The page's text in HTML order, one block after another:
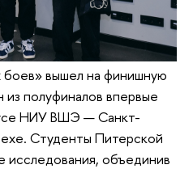
вышел на финишную
полуфиналов впервые
НИУ ВШЭ — Санкт-
Студенты Питерской
исследования, объединив